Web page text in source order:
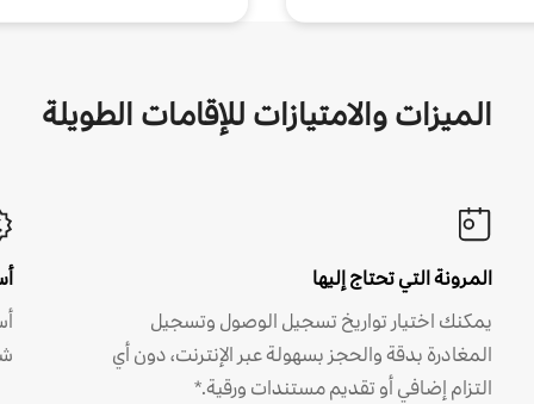
الميزات والامتيازات للإقامات الطويلة
المرونة التي تحتاج إليها
يمكنك اختيار تواريخ تسجيل الوصول وتسجيل
المغادرة بدقة والحجز بسهولة عبر الإنترنت، دون أي
التزام إضافي أو تقديم مستندات ورقية.*